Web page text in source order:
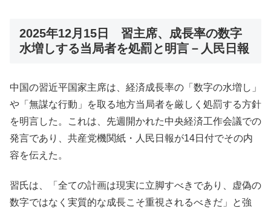
2025年12月15日 習主席、成長率の数字
水増しする当局者を処罰と明言－人民日報
中国の習近平国家主席は、経済成長率の「数字の水増し」
や「無謀な行動」を取る地方当局者を厳しく処罰する方針
を明言した。これは、先週開かれた中央経済工作会議での
発言であり、共産党機関紙・人民日報が14日付でその内
容を伝えた。
習氏は、「全ての計画は現実に立脚すべきであり、虚偽の
数字ではなく実質的な成長こそ重視されるべきだ」と強